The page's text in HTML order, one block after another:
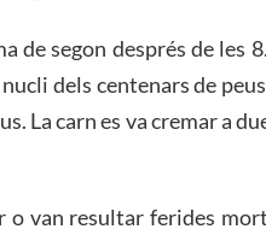
de segon després de les
dels centenars de
La carn es va cremar a
van resultar ferides